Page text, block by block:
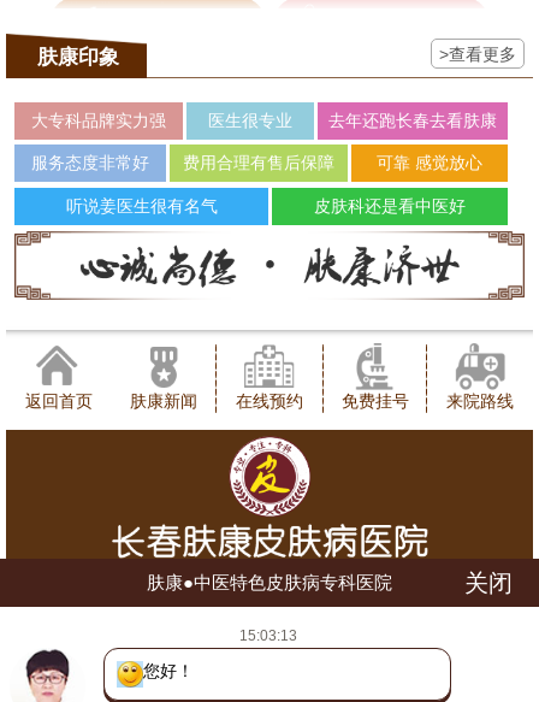
肤康印象 >查看更多
大专科品牌实力强 医生很专业 去年还跑长春去看肤康
服务态度非常好 费用合理有售后保障 可靠 感觉放心
听说姜医生很有名气 皮肤科还是看中医好
返回首页 肤康新闻 在线预约 免费挂号 来院路线
地址：长春市朝阳区西安大路1566号网站地图
吉ICP备16002784号
肤康●中医特色皮肤病专科医院 关闭
15:03:13
您好！我是